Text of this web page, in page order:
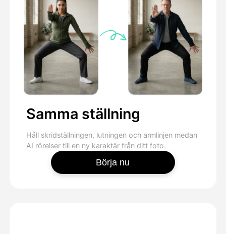
Samma ställning
Håll skridställningen, lutningen och armlinjen medan
AI rörelser till en ny karaktär från ditt foto.
Börja nu